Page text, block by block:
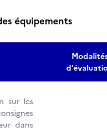
équipements
sur les
dans